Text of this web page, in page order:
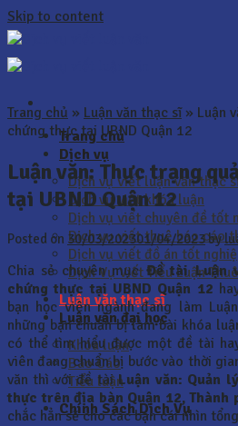
Skip to content
Trang chủ
Dịch vụ
Dịch vụ viết luận văn thạc
Dịch vụ viết khóa luận
Dịch vụ viết chuyên đề tốt
Dịch vụ viết thuê báo cáo
Dịch vụ viết đồ án tốt
Dịch Vụ Viết Tiểu Luận Thuê
Luận văn thạc sĩ
Luận văn đại học
Khóa luận
Báo Cáo
Tiểu luận
Chính Sách Dịch Vụ
Trang chủ » Luận văn thạc sĩ» Luận
chứng thực tại UBND Quận 12
Luận văn: Thực trạng
tại UBND Quận 12
Posted on 30/03/202301/04/2023by
Chia sẻ chuyên mụcĐề tài Luận
chứng thực tại UBND Quận 12
bạn học viên ngành đang làm
những bạn chuẩn bị làm bài khóa
có thể tìm hiểu được một đề tài
viên đang chuẩn bị bước vào thời
văn thì với đề tàiLuận văn: Quản
thực trên địa bàn Quận 12, Thành
chắc hẳn sẽ cho các bạn cái nhìn